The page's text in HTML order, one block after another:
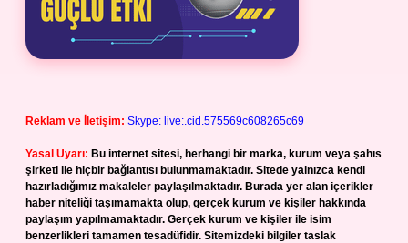
Reklam ve İletişim: Skype: live:.cid.575569c608265c69
Yasal Uyarı: Bu internet sitesi, herhangi bir marka, kurum veya şahıs
şirketi ile hiçbir bağlantısı bulunmamaktadır. Sitede yalnızca kendi
hazırladığımız makaleler paylaşılmaktadır. Burada yer alan içerikler
haber niteliği taşımamakta olup, gerçek kurum ve kişiler hakkında
paylaşım yapılmamaktadır. Gerçek kurum ve kişiler ile isim
benzerlikleri tamamen tesadüfidir. Sitemizdeki bilgiler taslak